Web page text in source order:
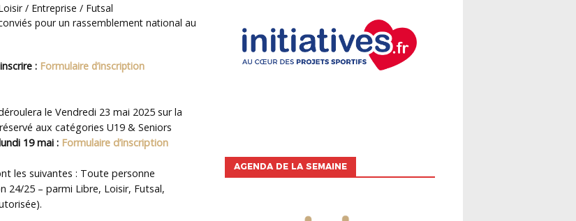
/ Entreprise / Futsal
pour un rassemblement national au
: Formulaire d’inscription
le Vendredi 23 mai 2025 sur la
aux catégories U19 & Seniors
19 mai : Formulaire d’inscription
les suivantes : Toute personne
24/25 – parmi Libre, Loisir, Futsal,
AGENDA DE LA SEMAINE